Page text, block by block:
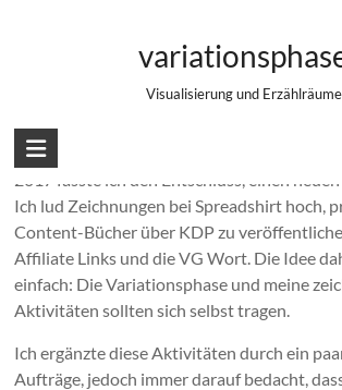
Visualisierung und Erzählräume
Zeichnen als Business: Wie es
2017 fasste ich den Entschluss, einen
Ich lud Zeichnungen bei Spreadshirt hoch,
Content-Bücher über KDP zu
Affiliate Links und die VG Wort. Die Idee
einfach: Die Variationsphase und meine
Aktivitäten sollten sich selbst tragen.
Ich ergänzte diese Aktivitäten durch ein
Aufträge, jedoch immer darauf bedacht,